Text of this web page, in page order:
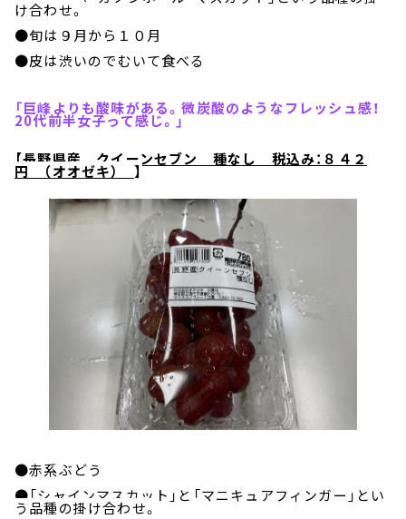
け合わせ。
●旬は９月から１０月
●皮は渋いのでむいて食べる
「巨峰よりも酸味がある。微炭酸のようなフレッシュ感！
20代前半女子って感じ。」
【長野県産 クイーンセブン 種なし 税込み：８４２
円 （オオゼキ） 】
●赤系ぶどう
●「シャインマスカット」と「マニキュアフィンガー」とい
う品種の掛け合わせ。